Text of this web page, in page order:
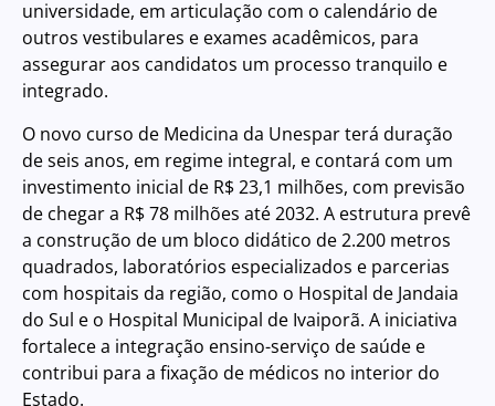
universidade, em articulação com o calendário de
outros vestibulares e exames acadêmicos, para
assegurar aos candidatos um processo tranquilo e
integrado.
O novo curso de Medicina da Unespar terá duração
de seis anos, em regime integral, e contará com um
investimento inicial de R$ 23,1 milhões, com previsão
de chegar a R$ 78 milhões até 2032. A estrutura prevê
a construção de um bloco didático de 2.200 metros
quadrados, laboratórios especializados e parcerias
com hospitais da região, como o Hospital de Jandaia
do Sul e o Hospital Municipal de Ivaiporã. A iniciativa
fortalece a integração ensino-serviço de saúde e
contribui para a fixação de médicos no interior do
Estado.